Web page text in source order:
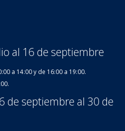
al 16 de septiembre
a 14:00 y de 16:00 a 19:00.
de septiembre al 30 de